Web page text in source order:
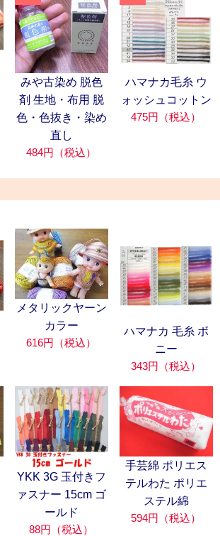
みや古染め 脱色
剤 生地・布用 脱
色・色抜き・染め
直し
484円（税込）
ハマナカ毛糸 ウ
ォッシュコットン
475円（税込）
メタリックヤーン
カラー
616円（税込）
ハマナカ 毛糸 ボ
ニー
343円（税込）
YKK 3G 玉付きフ
ァスナー 15cm ゴ
ールド
88円（税込）
手芸綿 ポリエス
テルわた ポリエ
ステル綿
594円（税込）